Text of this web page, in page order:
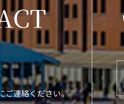
ご連絡ください。